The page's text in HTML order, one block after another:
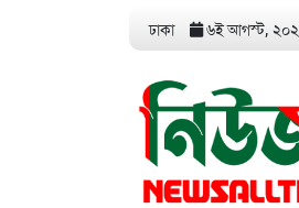
ঢাকা ৬ই আগস্ট, ২০২৬